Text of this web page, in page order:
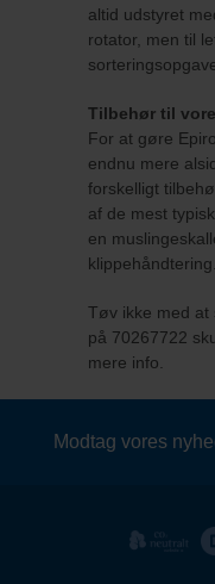
altid udstyret
rotator, men til
Tilbehør til
For at gøre
endnu mere
forskelligt
af de mest
en
klippehåndtering.
Tøv ikke med at
på 70267722
mere info.
Modtag vores